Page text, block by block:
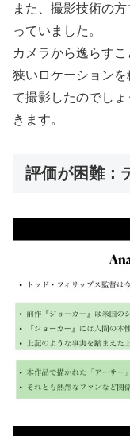
また、撮影技術の
っていました。
カメラから逸らす
狭いロケーション
て撮影したのでし
きます。
評価が困難：